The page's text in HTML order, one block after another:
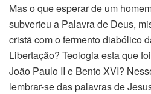
Mas o que esperar de um
subverteu a Palavra de Deus,
cristã com o fermento diabólico
Libertação? Teologia esta que
João Paulo II e Bento XVI?
lembrar-se das palavras de